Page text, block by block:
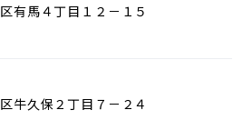
有馬４丁目１２－１５
牛久保２丁目７－２４